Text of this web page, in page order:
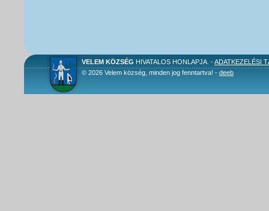
VELEM KÖZSÉG HIVATALOS HONLAPJA. -ADATKEZELÉSI
© 2026 Velem község, minden jog fenntartva! - deeb